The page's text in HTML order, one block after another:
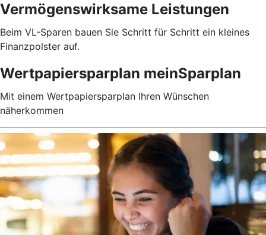
Vermögenswirksame Leistungen
Beim VL-Sparen bauen Sie Schritt für Schritt ein kleines
Finanzpolster auf.
Wertpapiersparplan meinSparplan
Mit einem Wertpapiersparplan Ihren Wünschen
näherkommen